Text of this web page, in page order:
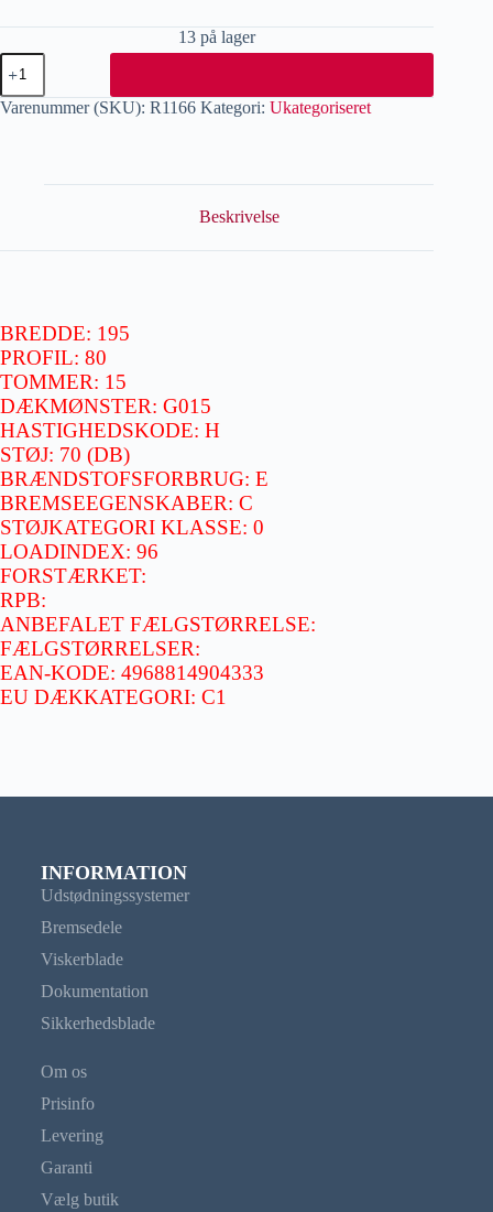
13 på lager
Varenummer (SKU): R1166 Kategori: Ukategoriseret
Beskrivelse
BREDDE: 195
PROFIL: 80
TOMMER: 15
DÆKMØNSTER: G015
HASTIGHEDSKODE: H
STØJ: 70 (DB)
BRÆNDSTOFSFORBRUG: E
BREMSEEGENSKABER: C
STØJKATEGORI KLASSE: 0
LOADINDEX: 96
FORSTÆRKET:
RPB:
ANBEFALET FÆLGSTØRRELSE:
FÆLGSTØRRELSER:
EAN-KODE: 4968814904333
EU DÆKKATEGORI: C1
INFORMATION
Udstødningssystemer
Bremsedele
Viskerblade
Dokumentation
Sikkerhedsblade
Om os
Prisinfo
Levering
Garanti
Vælg butik